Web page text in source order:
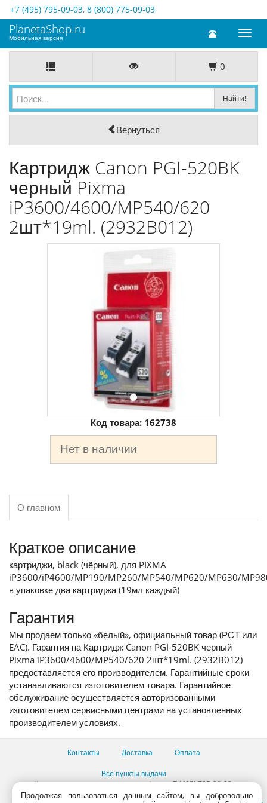
+7 (495) 795-09-03, 8 (800) 775-09-03
Toggle
PlanetaShop.ru
Мобильная версия
0
Вернуться
Картридж Canon PGI-520BK
черный Pixma
iP3600/4600/MP540/620
2шт*19ml. (2932B012)
Код товара: 162738
Нет в наличии
О главном
Краткое описание
картриджи, black (чёрный), для PIXMA
iP3600/iP4600/MP190/MP260/MP540/MP620/MP630/
в упаковке два картриджа (19мл каждый)
Гарантия
Мы продаем только «белый», официальный товар (РСТ или
EAC). Гарантия на Картридж Canon PGI-520BK черный
Pixma iP3600/4600/MP540/620 2шт*19ml. (2932B012)
предоставляется его производителем. Гарантийные сроки
устанавливаются изготовителем товара. Гарантийное
обслуживание осуществляется авторизованными
изготовителем сервисными центрами на установленных
производителем условиях.
Контакты Доставка Оплата
Все пункты выдачи
Консультации продавцов по телефону:+7 (495) 795-09-03,
+7 (800) 775-09-03
Продолжая пользоваться данным сайтом, вы добровольно